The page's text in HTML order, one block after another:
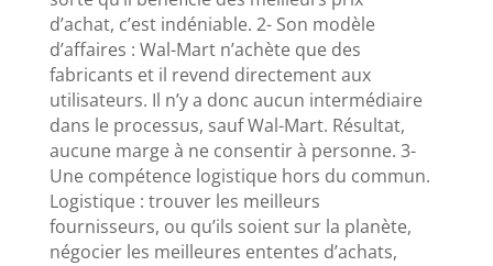
d’achat, c’est indéniable. 2- Son modèle
d’affaires : Wal-Mart n’achète que des
fabricants et il revend directement aux
utilisateurs. Il n’y a donc aucun intermédiaire
dans le processus, sauf Wal-Mart. Résultat,
aucune marge à ne consentir à personne. 3-
Une compétence logistique hors du commun.
Logistique : trouver les meilleurs
fournisseurs, ou qu’ils soient sur la planète,
négocier les meilleures ententes d’achats,